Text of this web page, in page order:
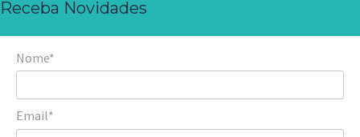
Receba Novidades
Nome*
Email*